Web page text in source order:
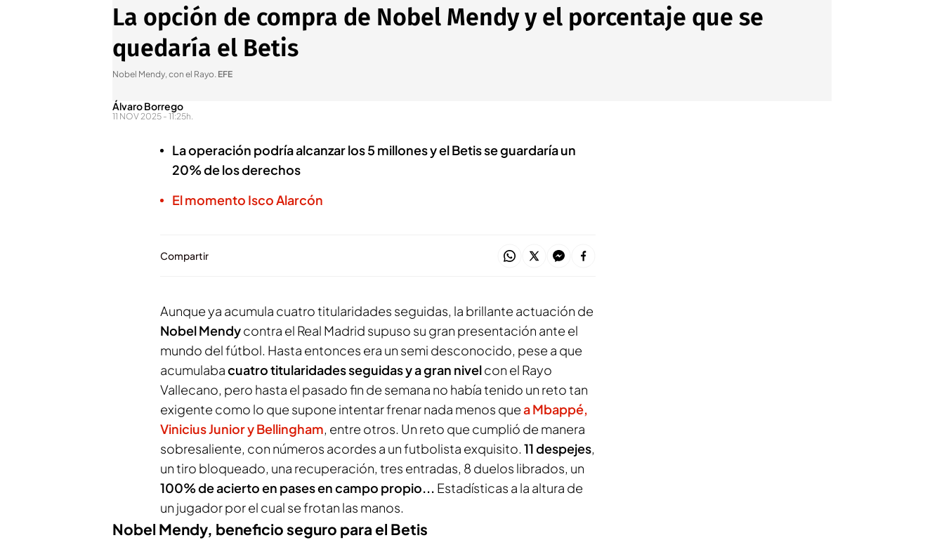
La opción de compra de Nobel Mendy y el porcentaje que se
quedaría el Betis
Nobel Mendy, con el Rayo. EFE
Álvaro Borrego
11 NOV 2025 - 11:25h.
La operación podría alcanzar los 5 millones y el Betis se guardaría un
20% de los derechos
El momento Isco Alarcón
Compartir
Aunque ya acumula cuatro titularidades seguidas, la brillante actuación de
Nobel Mendycontra el Real Madrid supuso su gran presentación ante el
mundo del fútbol. Hasta entonces era un semi desconocido, pese a que
acumulabacuatro titularidades seguidasy a gran nivelcon el Rayo
Vallecano, pero hasta el pasado fin de semana no había tenido un reto tan
exigente como lo que supone intentar frenar nada menos quea Mbappé,
Vinicius Junior y Bellingham, entre otros. Un reto que cumplió de manera
sobresaliente, con números acordes a un futbolista exquisito. 11 despejes,
un tiro bloqueado, una recuperación, tres entradas, 8 duelos librados, un
100% de acierto en pases en campo propio... Estadísticas a la altura de
un jugador por el cual se frotan las manos.
Nobel Mendy, beneficio seguro para el Betis